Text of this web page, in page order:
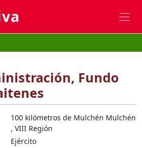
Fundo
100 kilómetros de Mulchén Mulchén
, VIII Región
Ejército